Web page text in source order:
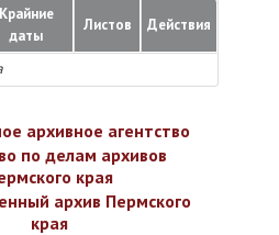
Крайние
даты
Листов Действия
архивное агентство
по делам архивов
края
архив Пермского
края